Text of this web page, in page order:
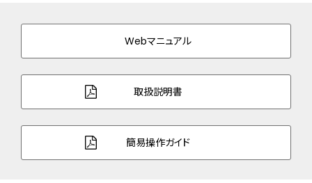
バンド調整可能サイ
150～194mm
ガラス サファイアガラス
充電警告機能
過充電防止機能
Webマニュアル
取扱説明書
簡易操作ガイド